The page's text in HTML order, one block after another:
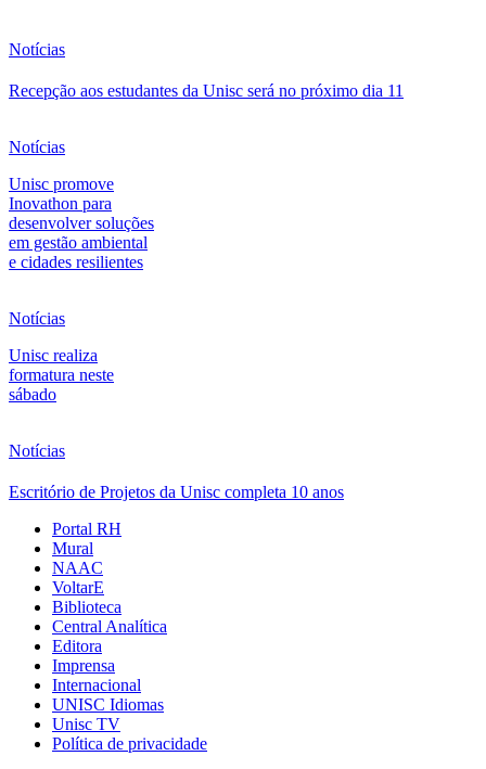
Notícias
Recepção aos estudantes da Unisc será no próximo dia 11
Notícias
Unisc promove
Inovathon para
desenvolver soluções
em gestão ambiental
e cidades resilientes
Notícias
Unisc realiza
formatura neste
sábado
Notícias
Escritório de Projetos da Unisc completa 10 anos
Portal RH
Mural
NAAC
VoltarE
Biblioteca
Central Analítica
Editora
Imprensa
Internacional
UNISC Idiomas
Unisc TV
Política de privacidade